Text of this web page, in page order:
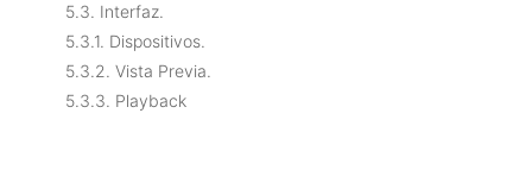
5.3. Interfaz.
5.3.1. Dispositivos.
5.3.2. Vista Previa.
5.3.3. Playback